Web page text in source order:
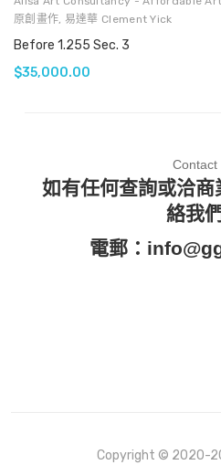
原創畫作, 易達華 Clement Yick
Before 1.255 Sec. 3
$35,000.00
Contact
如有任何查詢或洽
絡我
電郵：
Copyright © 2020-